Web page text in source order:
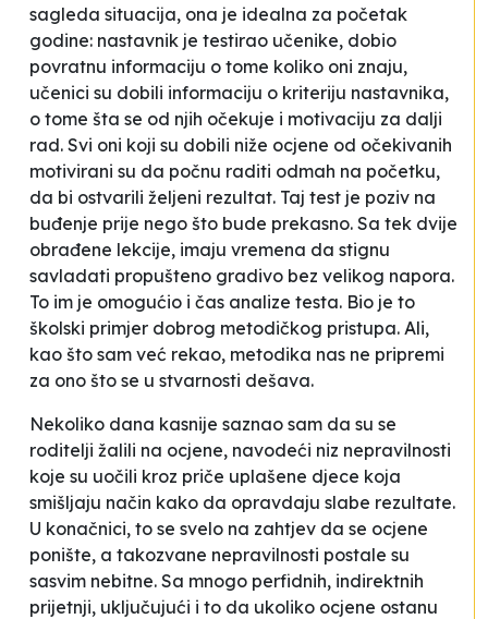
sagleda situacija, ona je idealna za početak
godine: nastavnik je testirao učenike, dobio
povratnu informaciju o tome koliko oni znaju,
učenici su dobili informaciju o kriteriju nastavnika,
o tome šta se od njih očekuje i motivaciju za dalji
rad. Svi oni koji su dobili niže ocjene od očekivanih
motivirani su da počnu raditi odmah na početku,
da bi ostvarili željeni rezultat. Taj test je poziv na
buđenje prije nego što bude prekasno. Sa tek dvije
obrađene lekcije, imaju vremena da stignu
savladati propušteno gradivo bez velikog napora.
To im je omogućio i čas analize testa. Bio je to
školski primjer dobrog metodičkog pristupa. Ali,
kao što sam već rekao, metodika nas ne pripremi
za ono što se u stvarnosti dešava.
Nekoliko dana kasnije saznao sam da su se
roditelji žalili na ocjene, navodeći niz nepravilnosti
koje su uočili kroz priče uplašene djece koja
smišljaju način kako da opravdaju slabe rezultate.
U konačnici, to se svelo na zahtjev da se ocjene
ponište, a takozvane nepravilnosti postale su
sasvim nebitne. Sa mnogo perfidnih, indirektnih
prijetnji, uključujući i to da ukoliko ocjene ostanu